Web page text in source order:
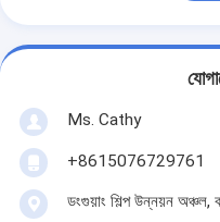
Ms. Cathy
+8615076729761
ডংগুয়াং শিল্প উন্নয়ন অঞ্চল,